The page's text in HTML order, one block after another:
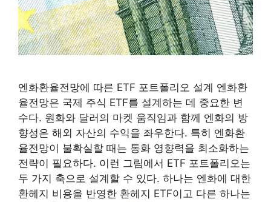
엔화환율전망에 따른 ETF 포트폴리오 설계 엔화환
율전망은 국제 주식 ETF를 설계하는 데 중요한 변
수다. 원화와 달러의 마켓 움직임과 함께 엔화의 방
향성은 해외 자산의 수익을 좌우한다. 특히 엔화환
율전망이 불확실할 때는 통화 영향력을 최소화하는
전략이 필요하다. 이런 그림에서 ETF 포트폴리오는
두 가지 축으로 설계할 수 있다. 하나는 엔화에 대한
환헤지 비용을 반영한 환헤지 ETF이고 다른 하나는